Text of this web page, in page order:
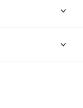
되었다. 아예 ‘코
칭 분야에 편하게